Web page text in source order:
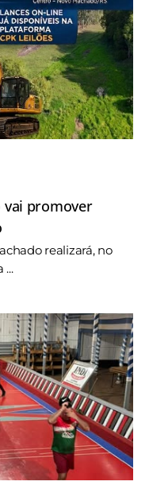
vai promover
realizará, no